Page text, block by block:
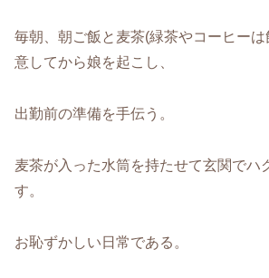
毎朝、朝ご飯と麦茶(緑茶やコーヒーは
意してから娘を起こし、
出勤前の準備を手伝う。
麦茶が入った水筒を持たせて玄関でハ
す。
お恥ずかしい日常である。